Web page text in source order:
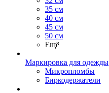
35 см
40 см
45 см
50 см
Ещё
Маркировка для одежды
Микропломбы
Биркодержатели